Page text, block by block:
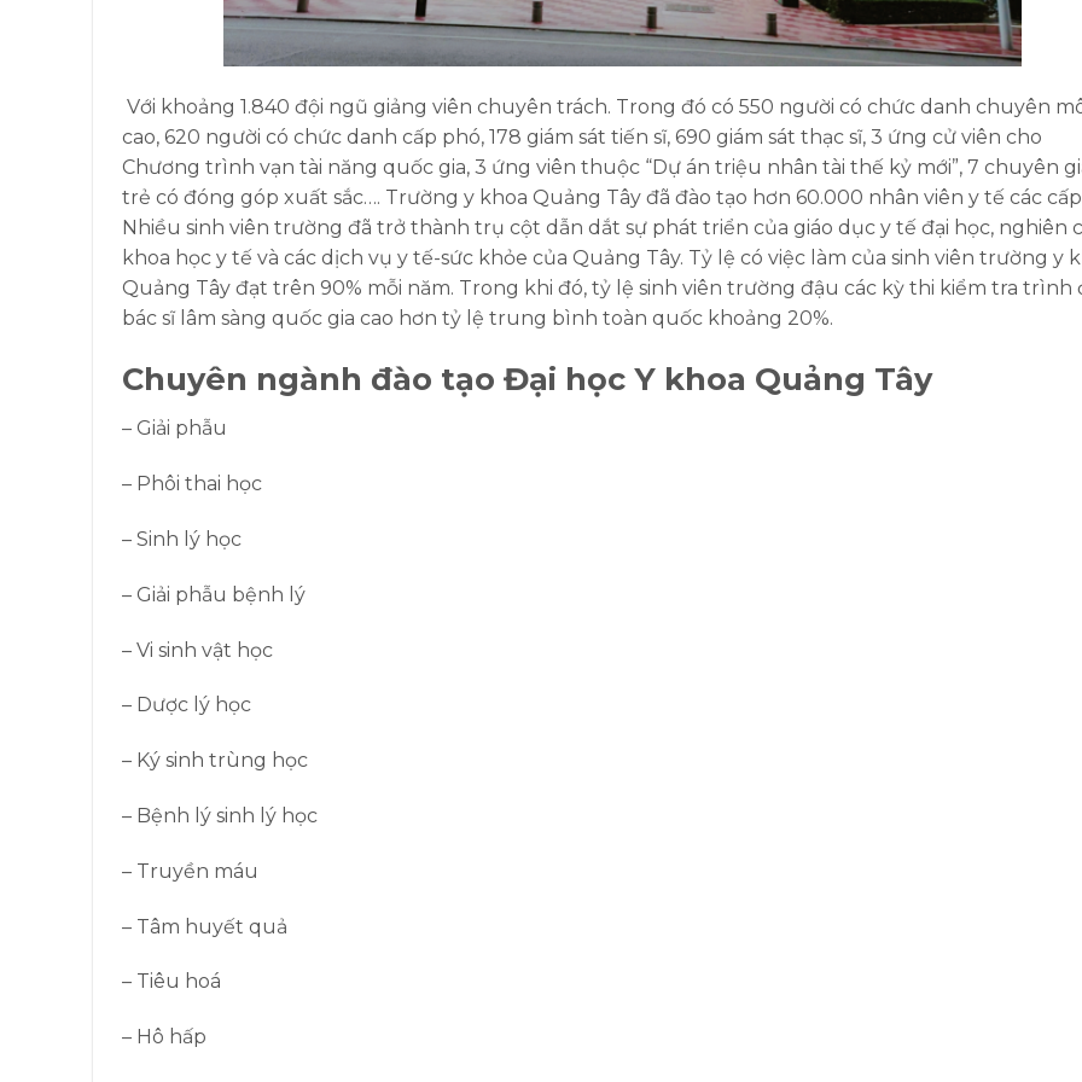
Với khoảng 1.840 đội ngũ giảng viên chuyên trách. Trong đó có 550 người có chức danh chuyên
cao, 620 người có chức danh cấp phó, 178 giám sát tiến sĩ, 690 giám sát thạc sĩ, 3 ứng cử viên cho
Chương trình vạn tài năng quốc gia, 3 ứng viên thuộc “Dự án triệu nhân tài thế kỷ mới”, 7 chuyên
trẻ có đóng góp xuất sắc…. Trường y khoa Quảng Tây đã đào tạo hơn 60.000 nhân viên y tế các
Nhiều sinh viên trường đã trở thành trụ cột dẫn dắt sự phát triển của giáo dục y tế đại học, nghiên
khoa học y tế và các dịch vụ y tế-sức khỏe của Quảng Tây. Tỷ lệ có việc làm của sinh viên trường y
Quảng Tây đạt trên 90% mỗi năm. Trong khi đó, tỷ lệ sinh viên trường đậu các kỳ thi kiểm tra trình
bác sĩ lâm sàng quốc gia cao hơn tỷ lệ trung bình toàn quốc khoảng 20%.
Chuyên ngành đào tạo Đại học Y khoa Quảng Tây
– Giải phẫu
– Phôi thai học
– Sinh lý học
– Giải phẫu bệnh lý
– Vi sinh vật học
– Dược lý học
– Ký sinh trùng học
– Bệnh lý sinh lý học
– Truyền máu
– Tâm huyết quả
– Tiêu hoá
– Hô hấp